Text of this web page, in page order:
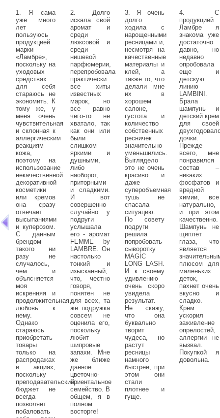
1. Я сама
уже много
лет
пользуюсь
продукцией
марки
«Ламбре»,
поскольку на
уходовых
средствах
для себя
стараюсь не
экономить. К
тому же, у
меня очень
чувствительная
и склонная к
аллергическим
реакциям
кожа,
поэтому на
использование
некачественной
декоративной
косметики
или кремов
она сразу
отвечает
высыпаниями
и куперозом.
С данным
брендом
такого ни
разу не
случалось,
чем и
объясняется
моя
искренняя и
продолжительная
любовь к
нему.
Однако
стараюсь
приобретать
товары
только на
распродажах
и акциях,
поскольку
преподавательский
бюджет не
всегда
позволяет
побаловать
2. Долго
искала свой
аромат и
среди
люксовой и
среди
нишевой
парфюмерии,
перепробовала
практически
все хиты
известных
марок, но
все равно
чего-то не
хватало, так
как они или
были
слишком
яркими и
душными,
либо
наоборот,
приторными
и сладкими.
И вот
совершенно
случайно у
подруги
услышала
его - аромат
FEMME by
LAMBRE. Он
настолько
тонкий и
изысканный,
что, честно
говоря,
понятен не
для всех, та
же подружка
совсем не
оценила его,
поскольку
любит
шипровые
запахи. Мне
же ближе
данное
цветочно-
ориентальное
семейство. В
общем, я в
полном
восторге!
3. Я очень
долго
ходила с
нарощенными
ресницами и,
несмотря на
качественные
материалы и
клей, а
также то, что
делали мне
их в
хорошем
салоне,
густота и
количество
собственных
ресничек
значительно
уменьшились.
Выглядело
это не очень
красиво и
даже
суперобъемная
тушь не
спасала
ситуацию.
По совету
подруги
решила
попробовать
сыворотку
MAGIC
LONG LASH.
И к своему
удивлению
очень скоро
увидела
результат.
Не скажу,
что она
буквально
творит
чудеса, но
растут
ресницы
намного
быстрее, при
этом они
стали
плотнее и
гуще.
4. С
продукцией
Ламбре я
знакома уже
достаточно
давно, но
недавно
опробовала
еще и
детскую
линию
LAMBINI.
Брала
шампунь и
детский крем
для своей
дочки.
Прежде
всего, мне
понравился
состав –
никаких
фосфатов и
вредной
химии, все
натурально,
и при этом
качественно.
Шампунь не
щиплет
глаза, что
является
плюсом для
маленьких
деток,
пахнет очень
вкусно и
сладко.
Крем
ускорил
заживление
опрелостей,
аллергии не
вызвал.
Покупкой я
довольна.